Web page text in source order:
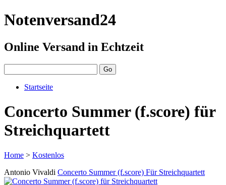
Notenversand24
Online Versand in Echtzeit
Startseite
Concerto Summer (f.score) für
Streichquartett
Home > Kostenlos
Antonio Vivaldi Concerto Summer (f.score) Für Streichquartett